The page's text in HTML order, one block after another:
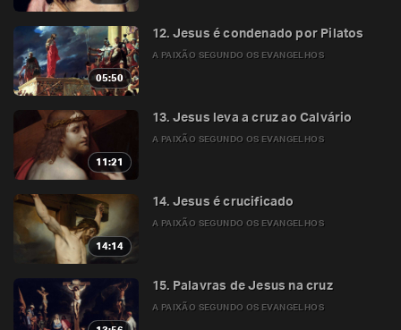
05:50
12. Jesus é condenado por Pilatos
A PAIXÃO SEGUNDO OS EVANGELHOS
11:21
13. Jesus leva a cruz ao Calvário
A PAIXÃO SEGUNDO OS EVANGELHOS
14:14
14. Jesus é crucificado
A PAIXÃO SEGUNDO OS EVANGELHOS
15. Palavras de Jesus na cruz
A PAIXÃO SEGUNDO OS EVANGELHOS